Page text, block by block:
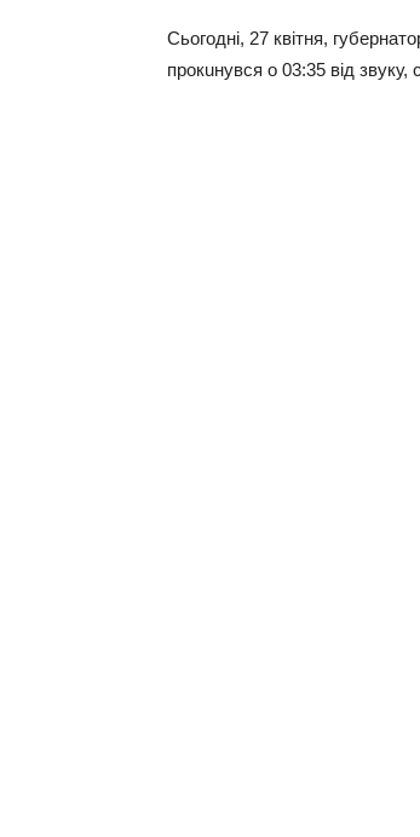
Сьогоднi, 27 квiтня,
прокuнувся о 03:35 вiд звуку,